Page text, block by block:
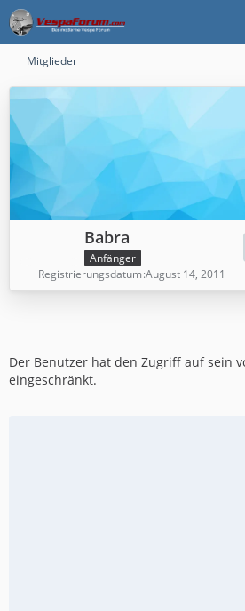
Mitglieder
Babra
Anfänger
Registrierungsdatum August 14, 2011
Der Benutzer hat den Zugriff auf sein
eingeschränkt.